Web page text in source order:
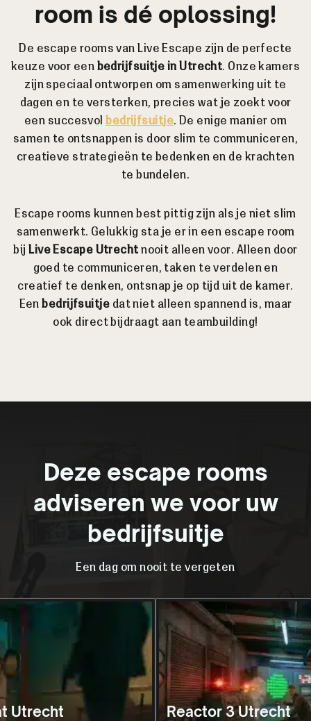
room is dé oplossing!
De escape rooms van Live Escape zijn de perfecte
keuze voor een bedrijfsuitje in Utrecht. Onze kamers
zijn speciaal ontworpen om samenwerking uit te
dagen en te versterken, precies wat je zoekt voor
een succesvolbedrijfsuitje. De enige manier om
samen te ontsnappen is door slim te communiceren,
creatieve strategieën te bedenken en de krachten
te bundelen.
Escape rooms kunnen best pittig zijn als je niet slim
samenwerkt. Gelukkig sta je er in een escape room
bij Live Escape Utrecht nooit alleen voor. Alleen door
goed te communiceren, taken te verdelen en
creatief te denken, ontsnap je op tijd uit de kamer.
Eenbedrijfsuitje dat niet alleen spannend is, maar
ook direct bijdraagt aan teambuilding!
Deze escape rooms
adviseren we voor uw
bedrijfsuitje
Een dag om nooit te vergeten
Utrecht Reactor 3 Utrecht